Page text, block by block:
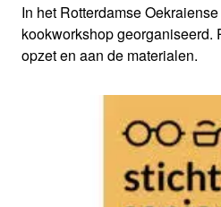
In het Rotterdamse
kookworkshop georganiseerd.
opzet en aan de materialen.